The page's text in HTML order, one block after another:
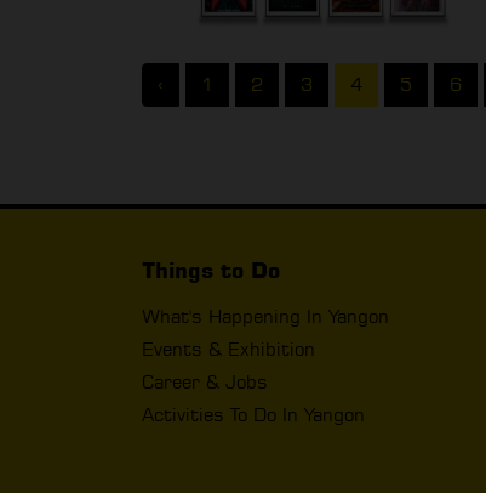
‹ 1 2 3 4 5 6
Things to Do
What's Happening In Yangon
Events & Exhibition
Career & Jobs
Activities To Do In Yangon